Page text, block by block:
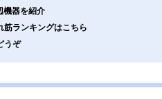
機器を紹介
筋ランキングはこちら
うぞ